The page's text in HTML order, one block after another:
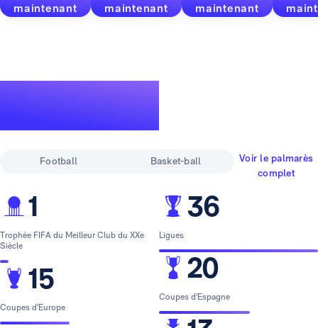
maintenant
maintenant
maintenant
Football Basket-ball
Voir le palmarès
complet
1
Trophée FIFA du Meilleur Club du XXe
Siècle
15
Coupes d'Europe
36
Ligues
20
Coupes d'Espagne